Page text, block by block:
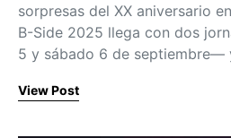
sorpresas del XX aniversario
B-Side 2025 llega con dos
5 y sábado 6 de septiembre—
View Post